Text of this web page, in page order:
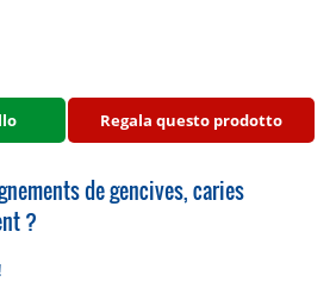
Regala questo prodotto
de gencives, caries
?